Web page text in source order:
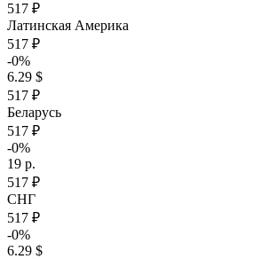
517 ₽
Латинская Америка
517 ₽
-0%
6.29 $
517 ₽
Беларусь
517 ₽
-0%
19 р.
517 ₽
СНГ
517 ₽
-0%
6.29 $